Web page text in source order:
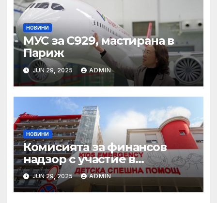
НОВИНИ
МУС за C929, мастирана в
Париж
JUN 29, 2025 ADMIN
НОВИНИ
Комисията за финансов
надзор с участие в
конференцията „Промени в
пенсионния модел в
България“
JUN 29, 2025 ADMIN